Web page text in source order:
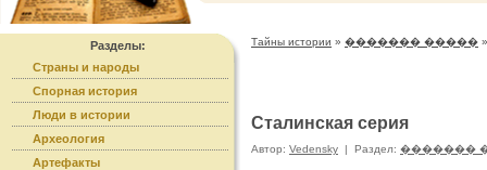
Разделы:
Страны и народы
Спорная история
Люди в истории
Археология
Артефакты
Тайны истории » ������� �����
Сталинская серия
Автор: Vedensky | Раздел: �������